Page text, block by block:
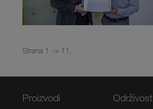
Strana 1 -> 11.
Proizvodi Održivost